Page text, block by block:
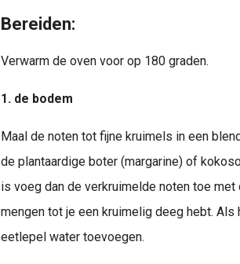
Bereiden:
Verwarm de oven voor op 180 graden.
1. de bodem
Maal de noten tot fijne kruimels in een
de plantaardige boter (margarine) of
is voeg dan de verkruimelde noten toe
mengen tot je een kruimelig deeg hebt.
eetlepel water toevoegen.